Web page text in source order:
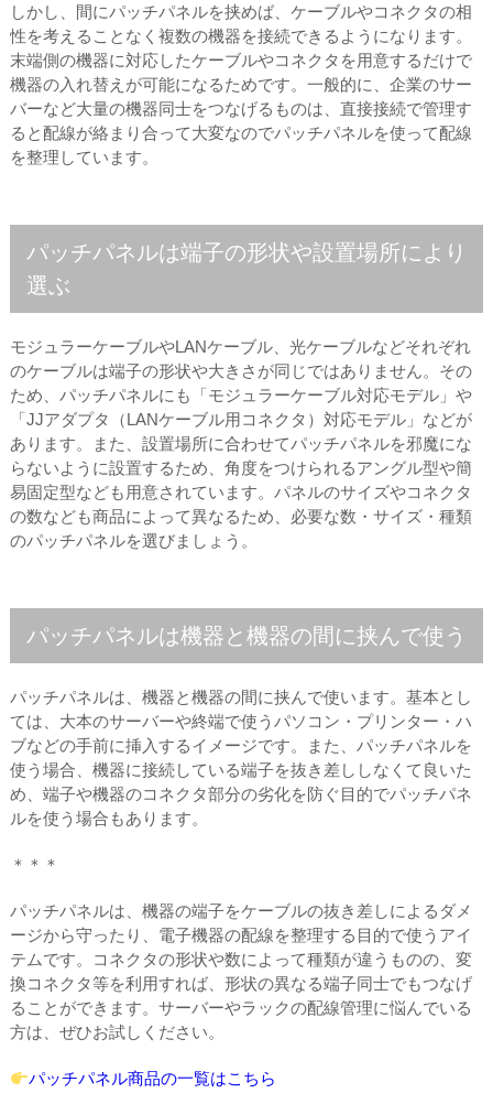
しかし、間にパッチパネルを挟めば、ケーブルやコネクタの相
性を考えることなく複数の機器を接続できるようになります。
末端側の機器に対応したケーブルやコネクタを用意するだけで
機器の入れ替えが可能になるためです。一般的に、企業のサー
バーなど大量の機器同士をつなげるものは、直接接続で管理す
ると配線が絡まり合って大変なのでパッチパネルを使って配線
を整理しています。
パッチパネルは端子の形状や設置場所により
選ぶ
モジュラーケーブルやLANケーブル、光ケーブルなどそれぞれ
のケーブルは端子の形状や大きさが同じではありません。その
ため、パッチパネルにも「モジュラーケーブル対応モデル」や
「JJアダプタ（LANケーブル用コネクタ）対応モデル」などが
あります。また、設置場所に合わせてパッチパネルを邪魔にな
らないように設置するため、角度をつけられるアングル型や簡
易固定型なども用意されています。パネルのサイズやコネクタ
の数なども商品によって異なるため、必要な数・サイズ・種類
のパッチパネルを選びましょう。
パッチパネルは機器と機器の間に挟んで使う
パッチパネルは、機器と機器の間に挟んで使います。基本とし
ては、大本のサーバーや終端で使うパソコン・プリンター・ハ
ブなどの手前に挿入するイメージです。また、パッチパネルを
使う場合、機器に接続している端子を抜き差ししなくて良いた
め、端子や機器のコネクタ部分の劣化を防ぐ目的でパッチパネ
ルを使う場合もあります。
＊＊＊
パッチパネルは、機器の端子をケーブルの抜き差しによるダメ
ージから守ったり、電子機器の配線を整理する目的で使うアイ
テムです。コネクタの形状や数によって種類が違うものの、変
換コネクタ等を利用すれば、形状の異なる端子同士でもつなげ
ることができます。サーバーやラックの配線管理に悩んでいる
方は、ぜひお試しください。
パッチパネル商品の一覧はこちら